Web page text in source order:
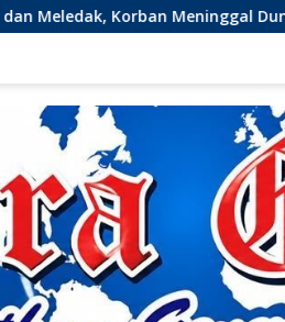
Meninggal Dunia Ditempat